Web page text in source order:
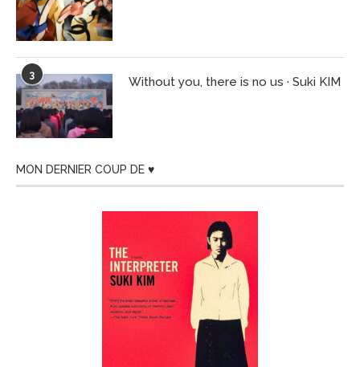
3 Without you, there is no us · Suki KIM
MON DERNIER COUP DE ♥